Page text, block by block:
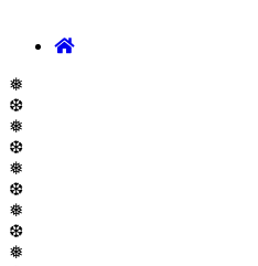
❅
❆
❅
❆
❅
❆
❅
❆
❅